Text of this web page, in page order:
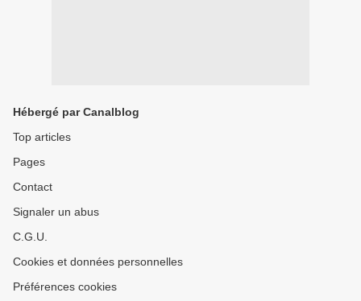
Hébergé par Canalblog
Top articles
Pages
Contact
Signaler un abus
C.G.U.
Cookies et données personnelles
Préférences cookies